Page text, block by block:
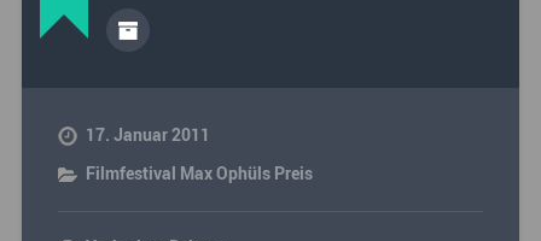
17. Januar 2011
Filmfestival Max Ophüls Preis